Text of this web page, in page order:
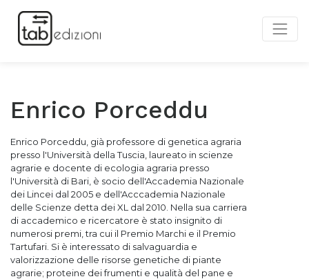
Enrico Porceddu
Enrico Porceddu, già professore di genetica agraria
presso l'Università della Tuscia, laureato in scienze
agrarie e docente di ecologia agraria presso
l'Università di Bari, è socio dell'Accademia Nazionale
dei Lincei dal 2005 e dell'Acccademia Nazionale
delle Scienze detta dei XL dal 2010. Nella sua carriera
di accademico e ricercatore è stato insignito di
numerosi premi, tra cui il Premio Marchi e il Premio
Tartufari. Si è interessato di salvaguardia e
valorizzazione delle risorse genetiche di piante
agrarie; proteine dei frumenti e qualità del pane e